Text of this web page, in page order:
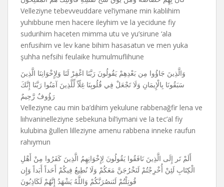
Velleziyne tebevveuddare vel’iymane min kablihim
yuhıbbune men hacere ileyhim ve la yecidune fiy
sudurihim haceten mimma utu ve yu’sirune ‘ala
enfusihim ve lev kane bihim hasasatun ve men yuka
şuhha nefsihi feulaike humulmuflihune
وَالَّذِينَ جَاؤُوا مِن بَعْدِهِمْ يَقُولُونَ رَبَّنَا اغْفِرْ لَنَا وَلِإِخْوَانِنَا الَّذِينَ
سَبَقُونَا بِالْإِيمَانِ وَلَا تَجْعَلْ فِي قُلُوبِنَا غِلّاً لِّلَّذِينَ آمَنُوا رَبَّنَا إِنَّكَ
رَؤُوفٌ رَّحِيمٌ
Velleziyne cau min ba’dihim yekulune rabbenağfir lena ve
liıhvaninelleziyne sebekuna bil’iymani ve la tec’al fiy
kulubina ğullen lilleziyne amenu rabbena inneke raufun
rahıymun
أَلَمْ تَر إِلَى الَّذِينَ نَافَقُوا يَقُولُونَ لِإِخْوَانِهِمُ الَّذِينَ كَفَرُوا مِنْ أَهْلِ
الْكِتَابِ لَئِنْ أُخْرِجْتُمْ لَنَخْرُجَنَّ مَعَكُمْ وَلَا نُطِيعُ فِيكُمْ أَحَداً أَبَداً وَإِن
قُوتِلْتُمْ لَنَنصُرَنَّكُمْ وَاللَّهُ يَشْهَدُ إِنَّهُمْ لَكَاذِبُونَ